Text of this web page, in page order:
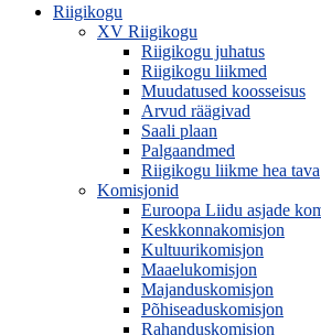
Riigikogu
XV Riigikogu
Riigikogu juhatus
Riigikogu liikmed
Muudatused koosseisus
Arvud räägivad
Saali plaan
Palgaandmed
Riigikogu liikme hea tava
Komisjonid
Euroopa Liidu asjade
Keskkonnakomisjon
Kultuurikomisjon
Maaelukomisjon
Majanduskomisjon
Põhiseaduskomisjon
Rahanduskomisjon